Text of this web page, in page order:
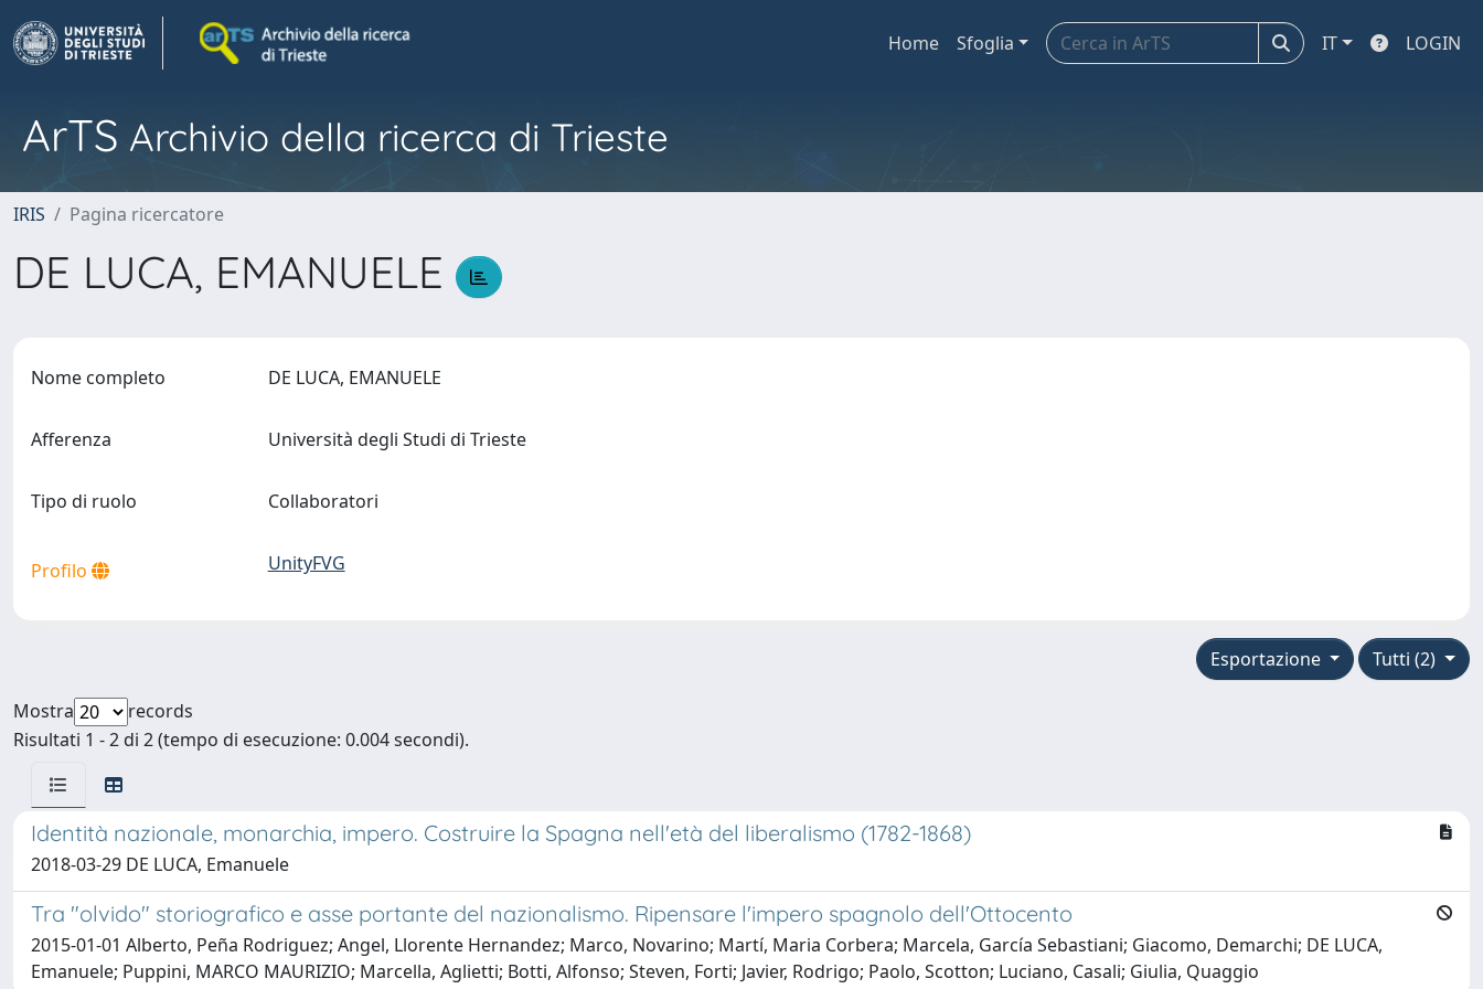
Home Sfoglia IT LOGIN
ArTS Archivio della ricerca di Trieste
IRIS Pagina ricercatore
DE LUCA, EMANUELE
Nome completo DE LUCA, EMANUELE
Afferenza Università degli Studi di Trieste
Tipo di ruolo Collaboratori
Profilo UnityFVG
Tutti (2)
Esportazione
Mostra
records
Risultati 1 - 2 di 2 (tempo di esecuzione: 0.004 secondi).
Identità nazionale, monarchia, impero. Costruire la Spagna nell'età del liberalismo (1782-1868)
2018-03-29 DE LUCA, Emanuele
Tra "olvido" storiografico e asse portante del nazionalismo. Ripensare l'impero spagnolo dell'Ottocento
2015-01-01 Alberto, Peña Rodriguez; Angel, Llorente Hernandez; Marco, Novarino; Martí, Maria Corbera; Marcela, García Sebastiani; Giacomo, Demarchi; DE LUCA,
Emanuele; Puppini, MARCO MAURIZIO; Marcella, Aglietti; Botti, Alfonso; Steven, Forti; Javier, Rodrigo; Paolo, Scotton; Luciano, Casali; Giulia, Quaggio